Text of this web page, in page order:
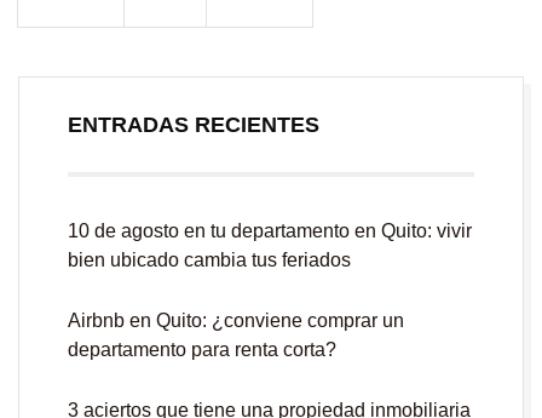
ENTRADAS RECIENTES
10 de agosto en tu departamento en Quito: vivir
bien ubicado cambia tus feriados
Airbnb en Quito: ¿conviene comprar un
departamento para renta corta?
3 aciertos que tiene una propiedad inmobiliaria